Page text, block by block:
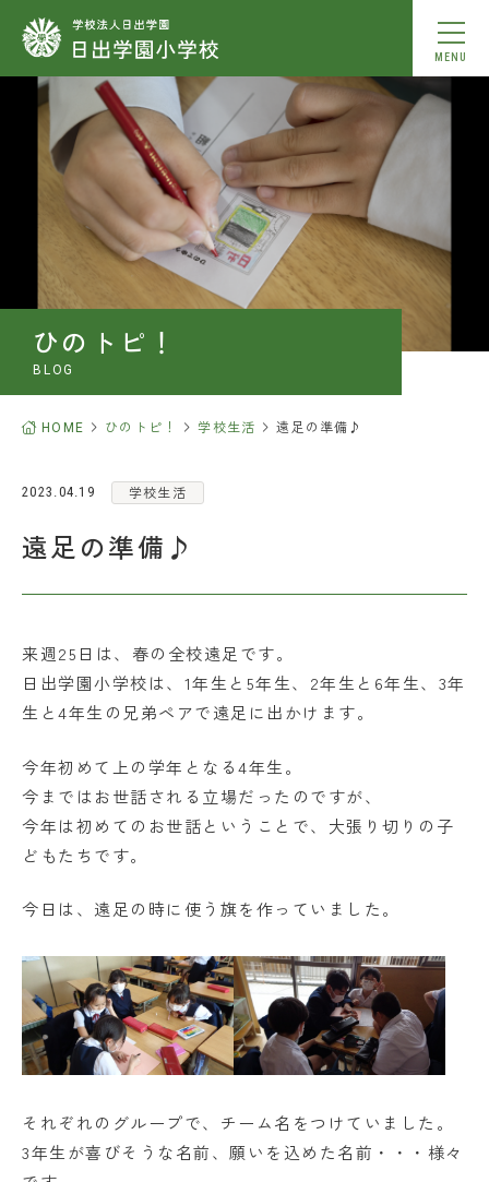
MENU
学校紹介
教育内容
学校生活
入学案内
お知らせ
ひのトピ！
中学校合格実績
各種お問い合わせ
アクセス
お問い合わせ 資料請求
採用情報
学校法人日出学園
日出学園幼稚園
ひのトピ！
BLOG
HOME ひのトピ！ 学校生活 遠足の準備♪
2023.04.19 学校生活
遠足の準備♪
来週25日は、春の全校遠足です。
日出学園小学校は、1年生と5年生、2年生と6年生、3年
生と4年生の兄弟ペアで遠足に出かけます。
今年初めて上の学年となる4年生。
今まではお世話される立場だったのですが、
今年は初めてのお世話ということで、大張り切りの子
どもたちです。
今日は、遠足の時に使う旗を作っていました。
それぞれのグループで、チーム名をつけていました。
3年生が喜びそうな名前、願いを込めた名前・・・様々